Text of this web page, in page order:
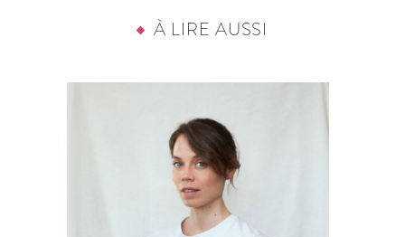
À LIRE AUSSI